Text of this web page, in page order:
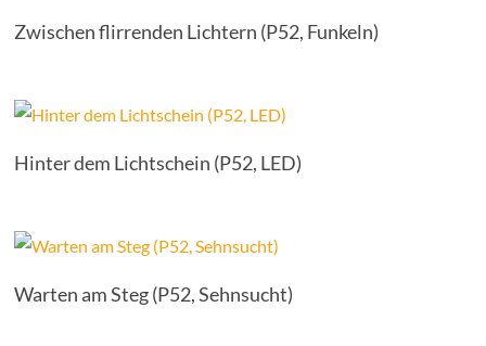
Zwischen flirrenden Lichtern (P52, Funkeln)
Hinter dem Lichtschein (P52, LED)
Warten am Steg (P52, Sehnsucht)